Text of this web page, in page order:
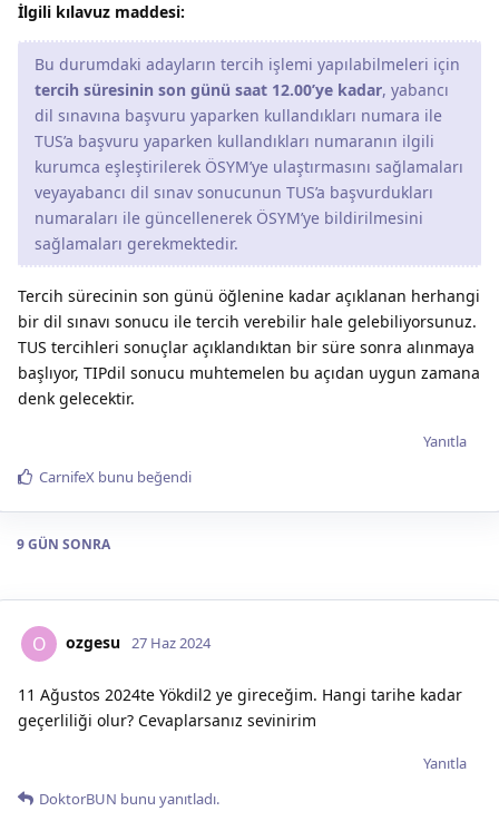
İlgili kılavuz maddesi:
Bu durumdaki adayların tercih işlemi yapılabilmeleri için
tercih süresinin son günü saat 12.00’ye kadar, yabancı
dil sınavına başvuru yaparken kullandıkları numara ile
TUS’a başvuru yaparken kullandıkları numaranın ilgili
kurumca eşleştirilerek ÖSYM’ye ulaştırmasını sağlamaları
veyayabancı dil sınav sonucunun TUS’a başvurdukları
numaraları ile güncellenerek ÖSYM’ye bildirilmesini
sağlamaları gerekmektedir.
Tercih sürecinin son günü öğlenine kadar açıklanan herhangi
bir dil sınavı sonucu ile tercih verebilir hale gelebiliyorsunuz.
TUS tercihleri sonuçlar açıklandıktan bir süre sonra alınmaya
başlıyor, TIPdil sonucu muhtemelen bu açıdan uygun zamana
denk gelecektir.
Yanıtla
CarnifeX bunu beğendi
9 GÜN SONRA
O ozgesu 27 Haz 2024
11 Ağustos 2024te Yökdil2 ye gireceğim. Hangi tarihe kadar
geçerliliği olur? Cevaplarsanız sevinirim
Yanıtla
DoktorBUN bunu yanıtladı.